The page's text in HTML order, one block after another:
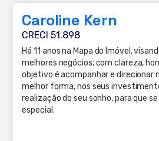
Caroline Kern
CRECI 51.898
Há 11 anos na Mapa do Imóvel,
melhores negócios, com clareza,
objetivo é acompanhar e direcionar
melhor forma, nos seus
realização do seu sonho, para que
especial.